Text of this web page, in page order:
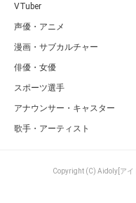
VTuber
声優・アニメ
漫画・サブカルチャー
俳優・女優
スポーツ選手
アナウンサー・キャスター
歌手・アーティスト
Copyright (C) Aidoly[アイ